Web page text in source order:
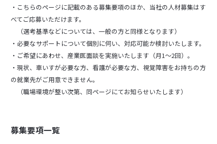
・こちらのページに記載のある募集要項のほか、当社の人材募集はす
べてご応募いただけます。
（選考基準などについては、一般の方と同様となります）
・必要なサポートについて個別に伺い、対応可能か検討いたします。
・ご希望にあわせ、産業医面談を実施いたします（月1～2回）。
・現状、車いすが必要な方、看護が必要な方、視覚障害をお持ちの方
の就業先がご用意できません。
（職場環境が整い次第、同ページにてお知らせいたします）
募集要項一覧